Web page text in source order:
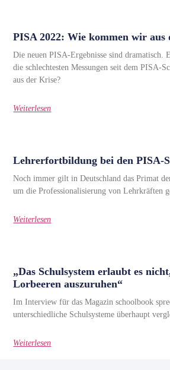
PISA 2022: Wie kommen wir aus
Die neuen PISA-Ergebnisse sind dramatisch.
die schlechtesten Messungen seit dem PISA-
aus der Krise?
Weiterlesen
Lehrerfortbildung bei den PISA-
Noch immer gilt in Deutschland das Primat
um die Professionalisierung von Lehrkräften
Weiterlesen
„Das Schulsystem erlaubt es
Lorbeeren auszuruhen“
Im Interview für das Magazin schoolbook
unterschiedliche Schulsysteme überhaupt
Weiterlesen